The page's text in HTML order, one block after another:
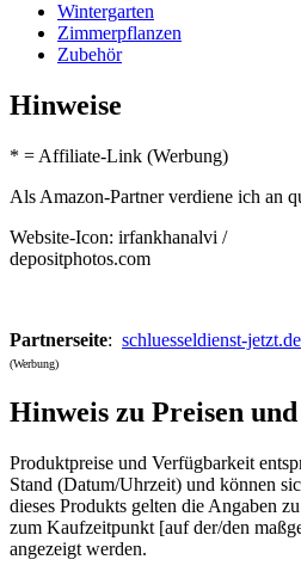
Wintergarten
Zimmerpflanzen
Zubehör
Hinweise
* = Affiliate-Link (Werbung)
Als Amazon-Partner verdiene ich an
Website-Icon: irfankhanalvi /
depositphotos.com
Partnerseite: schluesseldienst-jetzt.de
(Werbung)
Hinweis zu Preisen
Produktpreise und Verfügbarkeit
Stand (Datum/Uhrzeit) und können
dieses Produkts gelten die Angaben
zum Kaufzeitpunkt [auf der/den
angezeigt werden.